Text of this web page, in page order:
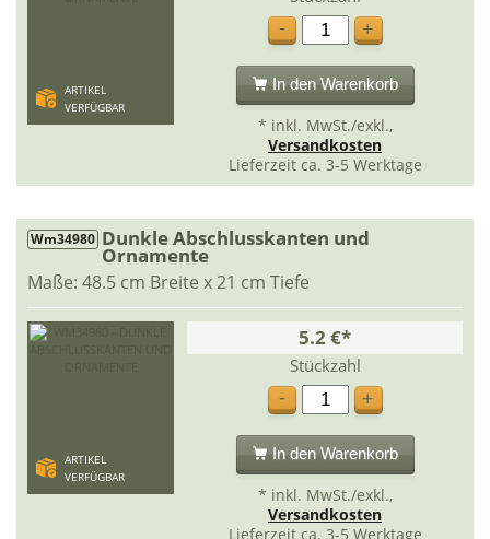
ARTIKEL
VERFÜGBAR
-
+
In den Warenkorb
* inkl. MwSt./exkl.,
Versandkosten
Lieferzeit ca. 3-5 Werktage
Wm34980 Dunkle Abschlusskanten und
Ornamente
Maße: 48.5 cm Breite x 21 cm Tiefe
ARTIKEL
VERFÜGBAR
5.2 €*
Stückzahl
-
+
In den Warenkorb
* inkl. MwSt./exkl.,
Versandkosten